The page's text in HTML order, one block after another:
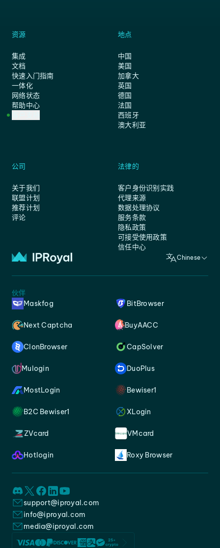
资源
集成
文档
快速入门指南
一体化
网络状态
帮助中心
地点
中国
美国
加拿大
英国
德国
法国
西班牙
澳大利亚
公司
关于我们
联盟计划
推荐计划
评论
法律的
客户身份识别实践
代理来源
数据处理协议
服务条款
隐私政策
可接受使用政策
信任中心
Chinese
伙伴
Maskfog
BitBrowser
Next Captcha BuyAACC
ClonBrowser CapSolver
Mulogin DuoPlus
MostLogin Bewiser1
B2C Bewiser1 XLogin
ZVcard VMcard
Hotlogin Roxy Browser
support@iproyal.com
info@iproyal.com
media@iproyal.com